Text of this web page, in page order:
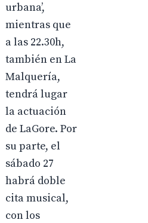
urbana’,
mientras que
a las 22.30h,
también en La
Malquería,
tendrá lugar
la actuación
de LaGore. Por
su parte, el
sábado 27
habrá doble
cita musical,
con los